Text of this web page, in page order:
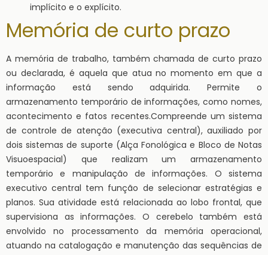
implícito e o explícito.
Memória de curto prazo
A memória de trabalho, também chamada de curto prazo
ou declarada, é aquela que atua no momento em que a
informação está sendo adquirida. Permite o
armazenamento temporário de informações, como nomes,
acontecimento e fatos recentes.Compreende um sistema
de controle de atenção (executiva central), auxiliado por
dois sistemas de suporte (Alça Fonológica e Bloco de Notas
Visuoespacial) que realizam um armazenamento
temporário e manipulação de informações. O sistema
executivo central tem função de selecionar estratégias e
planos. Sua atividade está relacionada ao lobo frontal, que
supervisiona as informações. O cerebelo também está
envolvido no processamento da memória operacional,
atuando na catalogação e manutenção das sequências de